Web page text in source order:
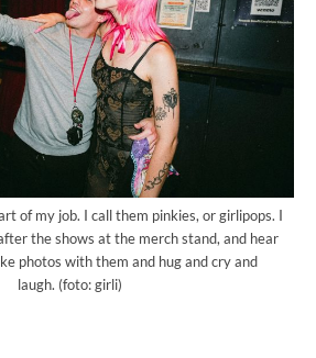
of my job. I call them pinkies, or girlipops. I
the shows at the merch stand, and hear
photos with them and hug and cry and
laugh. (foto: girli)